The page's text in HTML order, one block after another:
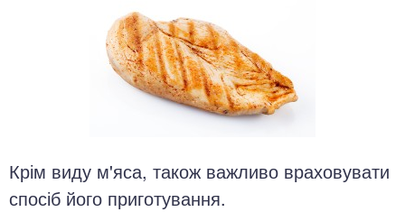
Крім виду м'яса, також важливо враховувати
спосіб його приготування.